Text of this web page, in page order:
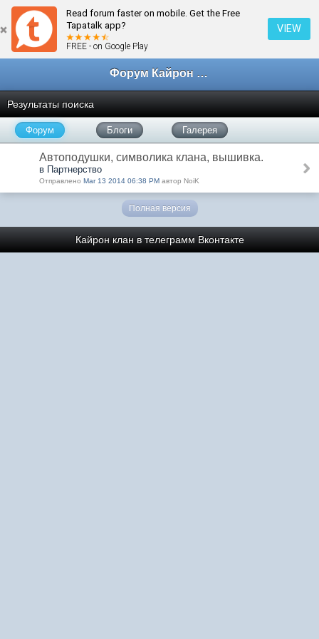
Read forum faster on mobile. Get the Free
Tapatalk app?
FREE - on Google Play
VIEW
Форум Кайрон клана
Результаты поиска
Форум Блоги Галерея
Автоподушки, символика клана, вышивка.
в Партнерство
Отправлено Mar 13 2014 06:38 PM автор NoiK
Полная версия
Кайрон клан в телеграмм Вконтакте